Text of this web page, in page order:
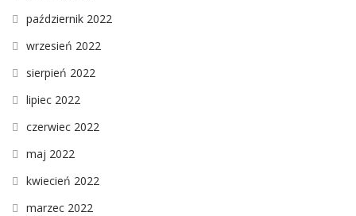
październik 2022
wrzesień 2022
sierpień 2022
lipiec 2022
czerwiec 2022
maj 2022
kwiecień 2022
marzec 2022